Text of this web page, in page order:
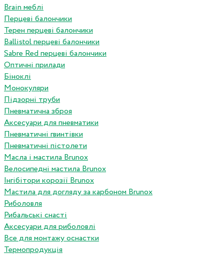
Brain меблі
Перцеві балончики
Терен перцеві балончики
Ballistol перцеві балончики
Sabre Red перцеві балончики
Оптичні прилади
Біноклі
Монокуляри
Підзорні труби
Пневматична зброя
Аксесуари для пневматики
Пневматичні гвинтівки
Пневматичні пістолети
Масла і мастила Brunox
Велосипедні мастила Brunox
Інгібітори корозії Brunox
Мастила для догляду за карбоном Brunox
Риболовля
Рибальські снасті
Аксесуари для риболовлі
Все для монтажу оснастки
Термопродукція